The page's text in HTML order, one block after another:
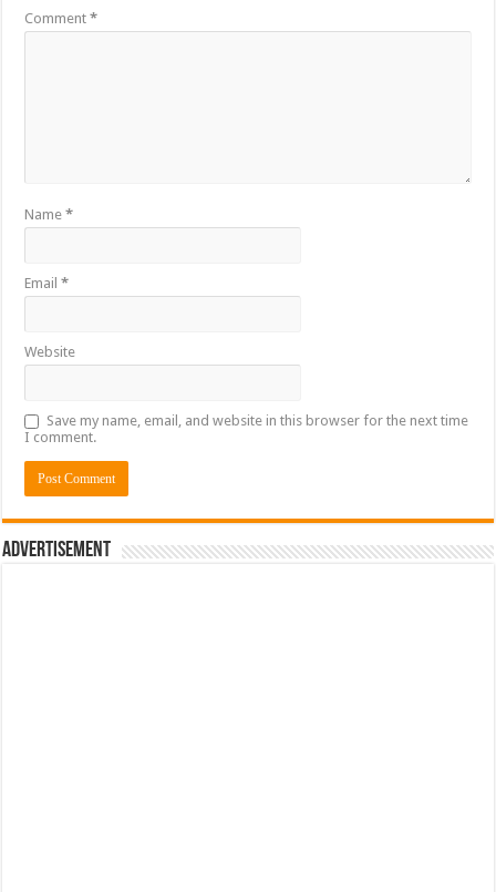
Comment*
Name*
Email*
Website
Save my name, email, and website in this browser for the next time
I comment.
Advertisement